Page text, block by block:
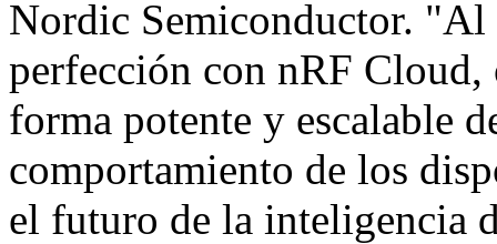
Nordic Semiconductor. "Al
perfección con nRF Cloud,
forma potente y escalable
comportamiento de los
el futuro de la inteligencia